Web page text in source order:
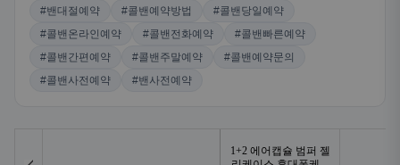
#밴대절예약
#콜밴예약방법
#콜밴당일예약
#콜밴온라인예약
#콜밴전화예약
#콜밴빠른예약
#콜밴간편예약
#콜밴주말예약
#콜밴예약문의
#콜밴사전예약
#밴사전예약